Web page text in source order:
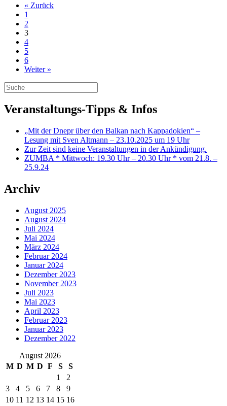
« Zurück
1
2
3
4
5
6
Weiter »
Veranstaltungs-Tipps & Infos
„Mit der Dnepr über den Balkan nach Kappadokien“ –
Lesung mit Sven Altmann – 23.10.2025 um 19 Uhr
Zur Zeit sind keine Veranstaltungen in der Ankündigung.
ZUMBA * Mittwoch: 19.30 Uhr – 20.30 Uhr * vom 21.8. –
25.9.24
Archiv
August 2025
August 2024
Juli 2024
Mai 2024
März 2024
Februar 2024
Januar 2024
Dezember 2023
November 2023
Juli 2023
Mai 2023
April 2023
Februar 2023
Januar 2023
Dezember 2022
August 2026
M D M D F S
S
1
2
3
4 5 6 7 8
9
10 11 12 13 14 15 16